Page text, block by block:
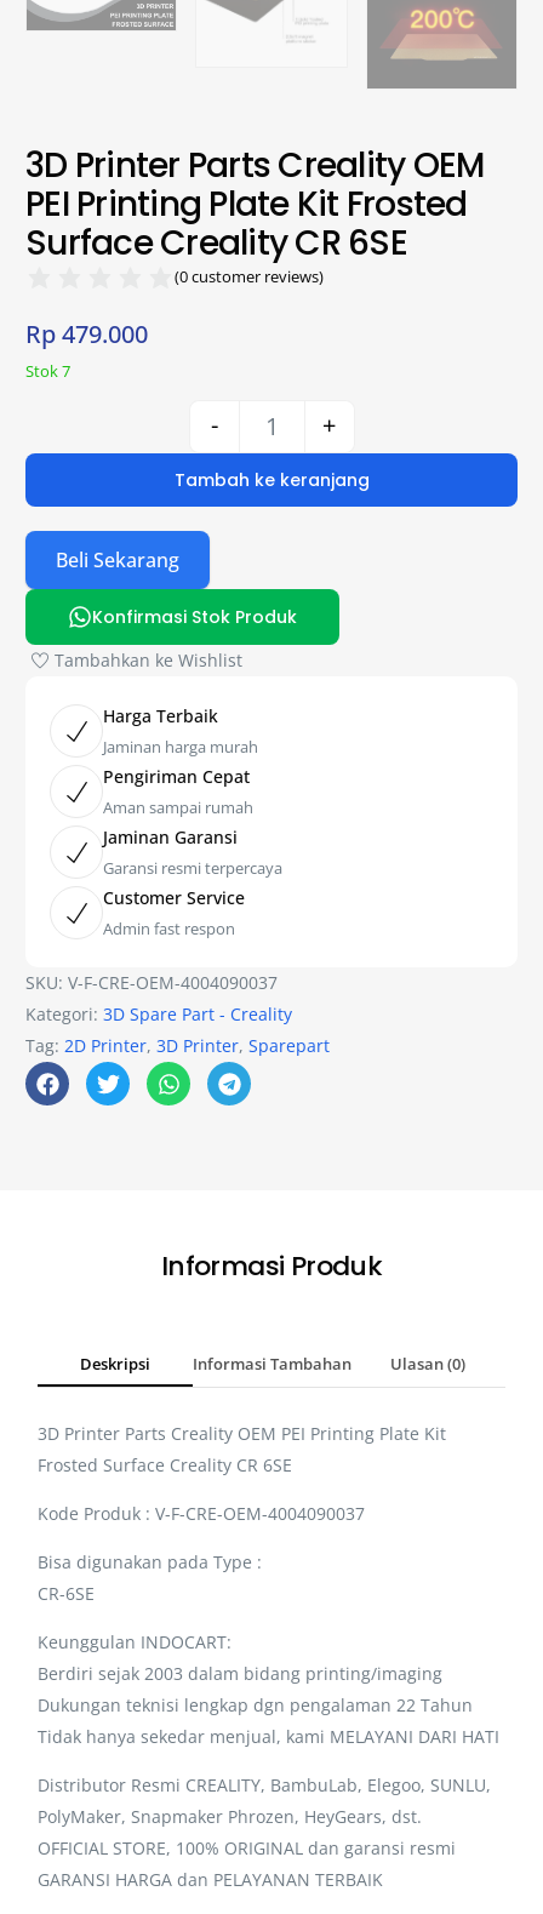
3D Printer Parts Creality OEM
PEI Printing Plate Kit Frosted
Surface Creality CR 6SE
(0customer reviews)
Rp479.000
Stok 7
- +
Tambah ke keranjang
Beli Sekarang
Konfirmasi Stok Produk
Tambahkan ke Wishlist
Harga Terbaik
Jaminan harga murah
Pengiriman Cepat
Aman sampai rumah
Jaminan Garansi
Garansi resmi terpercaya
Customer Service
Admin fast respon
SKU:V-F-CRE-OEM-4004090037
Kategori:3D Spare Part - Creality
Tag:2D Printer,3D Printer,Sparepart
Informasi Produk
Deskripsi Informasi Tambahan Ulasan (0)
3D Printer Parts Creality OEM PEI Printing Plate Kit
Frosted Surface Creality CR 6SE
Kode Produk : V-F-CRE-OEM-4004090037
Bisa digunakan pada Type :
CR-6SE
Keunggulan INDOCART:
Berdiri sejak 2003 dalam bidang printing/imaging
Dukungan teknisi lengkap dgn pengalaman 22 Tahun
Tidak hanya sekedar menjual, kami MELAYANI DARI HATI
Distributor Resmi CREALITY, BambuLab, Elegoo, SUNLU,
PolyMaker, Snapmaker Phrozen, HeyGears, dst.
OFFICIAL STORE, 100% ORIGINAL dan garansi resmi
GARANSI HARGA dan PELAYANAN TERBAIK